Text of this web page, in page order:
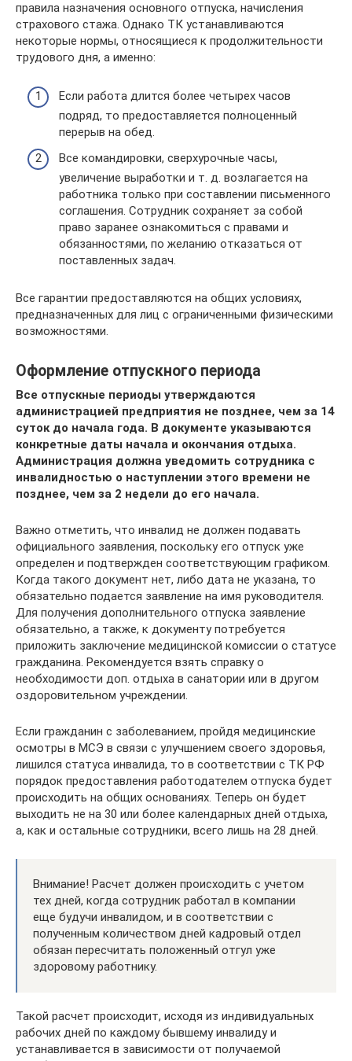
правила назначения основного отпуска, начисления
страхового стажа. Однако ТК устанавливаются
некоторые нормы, относящиеся к продолжительности
трудового дня, а именно:
Если работа длится более четырех часов
подряд, то предоставляется полноценный
перерыв на обед.
Все командировки, сверхурочные часы,
увеличение выработки и т. д. возлагается на
работника только при составлении письменного
соглашения. Сотрудник сохраняет за собой
право заранее ознакомиться с правами и
обязанностями, по желанию отказаться от
поставленных задач.
Все гарантии предоставляются на общих условиях,
предназначенных для лиц с ограниченными физическими
возможностями.
Оформление отпускного периода
Все отпускные периоды утверждаются
администрацией предприятия не позднее, чем за 14
суток до начала года. В документе указываются
конкретные даты начала и окончания отдыха.
Администрация должна уведомить сотрудника с
инвалидностью о наступлении этого времени не
позднее, чем за 2 недели до его начала.
Важно отметить, что инвалид не должен подавать
официального заявления, поскольку его отпуск уже
определен и подтвержден соответствующим графиком.
Когда такого документ нет, либо дата не указана, то
обязательно подается заявление на имя руководителя.
Для получения дополнительного отпуска заявление
обязательно, а также, к документу потребуется
приложить заключение медицинской комиссии о статусе
гражданина. Рекомендуется взять справку о
необходимости доп. отдыха в санатории или в другом
оздоровительном учреждении.
Если гражданин с заболеванием, пройдя медицинские
осмотры в МСЭ в связи с улучшением своего здоровья,
лишился статуса инвалида, то в соответствии с ТК РФ
порядок предоставления работодателем отпуска будет
происходить на общих основаниях. Теперь он будет
выходить не на 30 или более календарных дней отдыха,
а, как и остальные сотрудники, всего лишь на 28 дней.
Внимание! Расчет должен происходить с учетом
тех дней, когда сотрудник работал в компании
еще будучи инвалидом, и в соответствии с
полученным количеством дней кадровый отдел
обязан пересчитать положенный отгул уже
здоровому работнику.
Такой расчет происходит, исходя из индивидуальных
рабочих дней по каждому бывшему инвалиду и
устанавливается в зависимости от получаемой